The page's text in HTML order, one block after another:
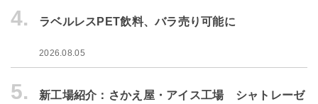
4. ラベルレスPET飲料、バラ売り可能に
2026.08.05
5.
新工場紹介：さかえ屋・アイス工場 シャトレーゼ